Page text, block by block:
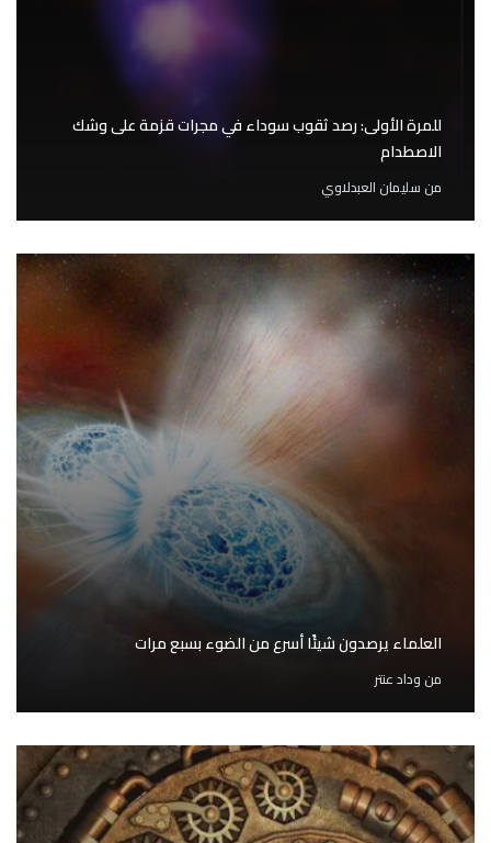
للمرة الأولى: رصد ثقوب سوداء في مجرات قزمة على وشك
الاصطدام
من سليمان العبدلاوي
العلماء يرصدون شيئًا أسرع من الضوء بسبع مرات
من وداد عنتر